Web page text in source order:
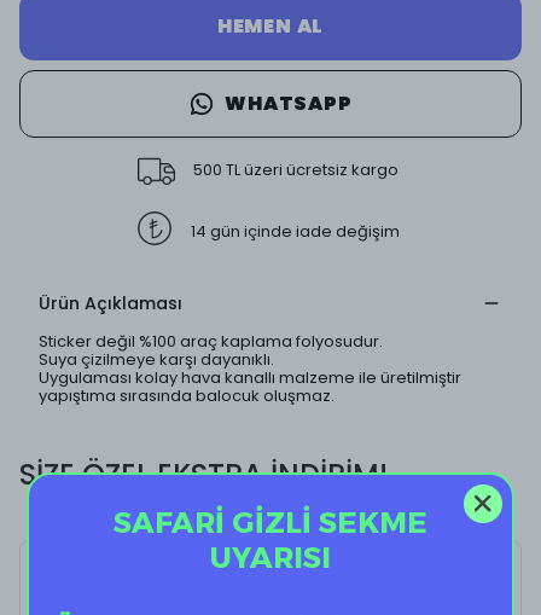
HEMEN AL
WHATSAPP
500 TL üzeri ücretsiz kargo
14 gün içinde iade değişim
Ürün Açıklaması
Sticker değil %100 araç kaplama folyosudur.
Suya çizilmeye karşı dayanıklı.
Uygulaması kolay hava kanallı malzeme ile üretilmiştir
yapıştıma sırasında balocuk oluşmaz.
SİZE ÖZEL EKSTRA İNDİRİM!
SAFARİ GİZLİ SEKME
UYARISI